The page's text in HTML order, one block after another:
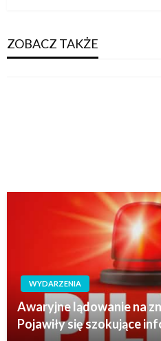
ZOBACZ TAKŻE
WYDARZENIA
Awaryjne lądowanie na
Pojawiły się szokujące